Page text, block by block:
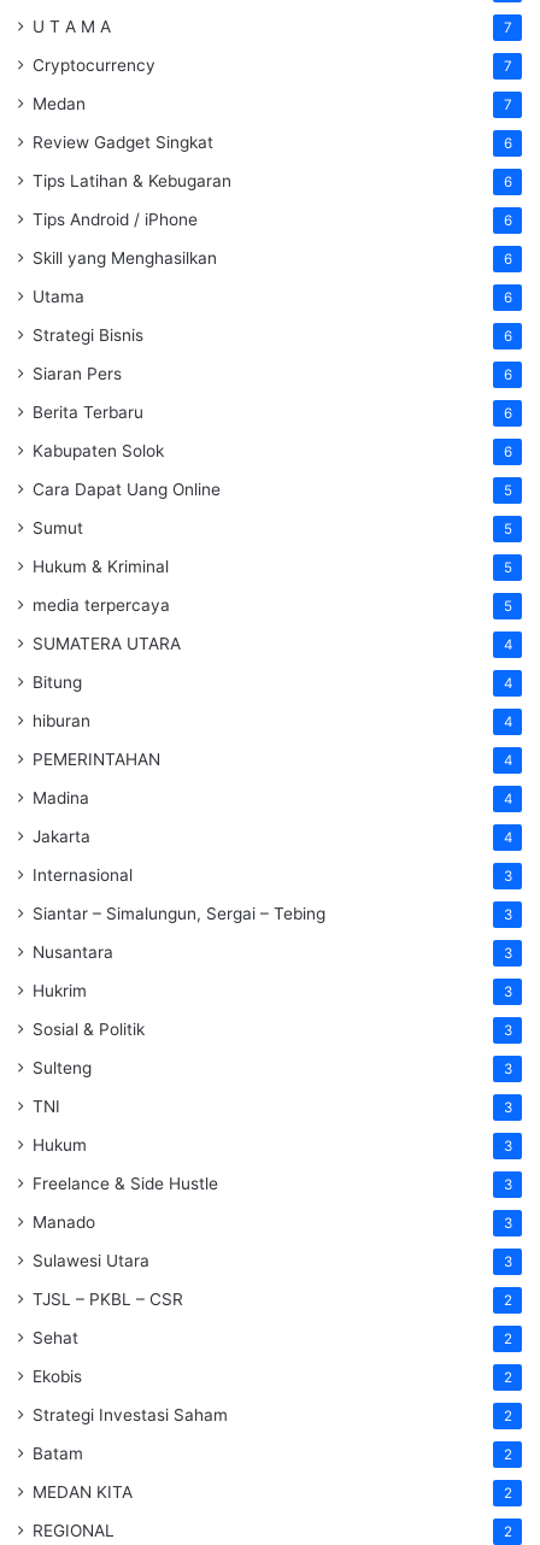
U T A M A 7
Cryptocurrency 7
Medan 7
Review Gadget Singkat 6
Tips Latihan & Kebugaran 6
Tips Android / iPhone 6
Skill yang Menghasilkan 6
Utama 6
Strategi Bisnis 6
Siaran Pers 6
Berita Terbaru 6
Kabupaten Solok 6
Cara Dapat Uang Online 5
Sumut 5
Hukum & Kriminal 5
media terpercaya 5
SUMATERA UTARA 4
Bitung 4
hiburan 4
PEMERINTAHAN 4
Madina 4
Jakarta 4
Internasional 3
Siantar – Simalungun, Sergai – Tebing 3
Nusantara 3
Hukrim 3
Sosial & Politik 3
Sulteng 3
TNI 3
Hukum 3
Freelance & Side Hustle 3
Manado 3
Sulawesi Utara 3
TJSL – PKBL – CSR 2
Sehat 2
Ekobis 2
Strategi Investasi Saham 2
Batam 2
MEDAN KITA 2
REGIONAL 2